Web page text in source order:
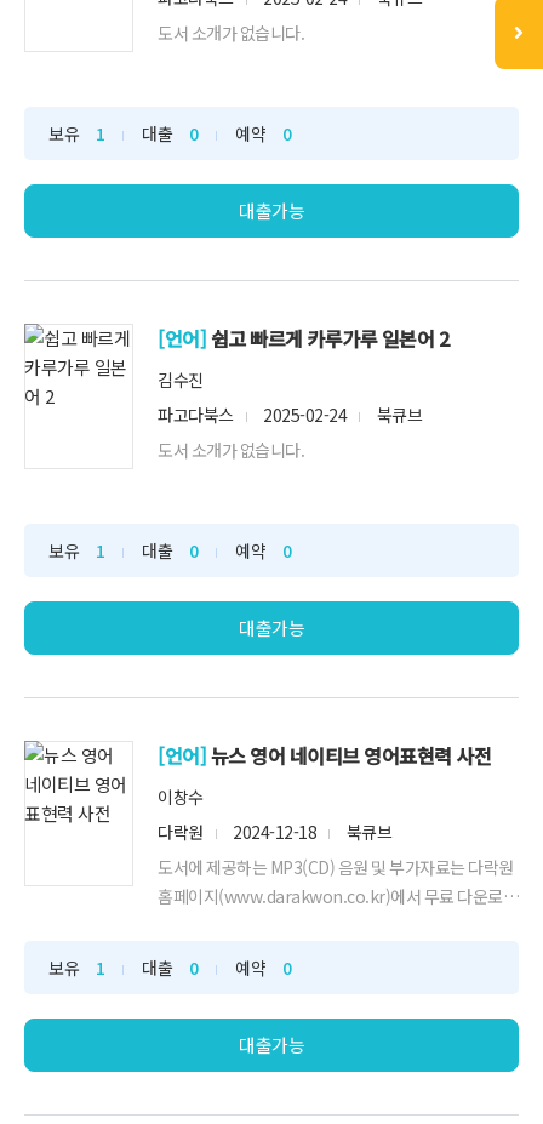
도서 소개가 없습니다.
보유 1 대출 0 예약 0
대출가능
[언어]쉽고 빠르게 카루가루 일본어 2
김수진
파고다북스
2025-02-24
북큐브
도서 소개가 없습니다.
보유 1 대출 0 예약 0
대출가능
[언어]뉴스 영어 네이티브 영어표현력 사전
이창수
다락원
2024-12-18
북큐브
도서에 제공하는 MP3(CD) 음원 및 부가자료는 다락원
홈페이지(www.darakwon.co.kr)에서 무료 다운로드
672개 핵심 영어 표현 공개! 베스트셀러 [네이티브 영
어표현력 사전] 이창수 교수의 뉴스 영어 표현집! ‘영어
뉴스’라고 하면 어려운 전문용어나 시사용어를 떠올린
보유 1 대출 0 예약 0
대출가능